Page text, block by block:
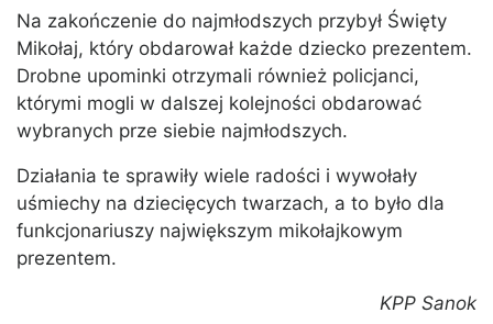
Na zakończenie do najmłodszych przybył Święty
Mikołaj, który obdarował każde dziecko prezentem.
Drobne upominki otrzymali również policjanci,
którymi mogli w dalszej kolejności obdarować
wybranych prze siebie najmłodszych.
Działania te sprawiły wiele radości i wywołały
uśmiechy na dziecięcych twarzach, a to było dla
funkcjonariuszy największym mikołajkowym
prezentem.
KPP Sanok